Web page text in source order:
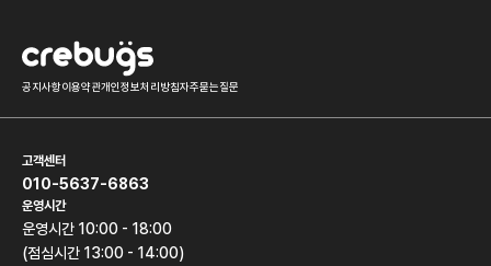
공지사항이용약관개인정보처리방침자주묻는질문
고객센터
010-5637-6863
운영시간
운영시간 10:00 - 18:00
(점심시간 13:00 - 14:00)